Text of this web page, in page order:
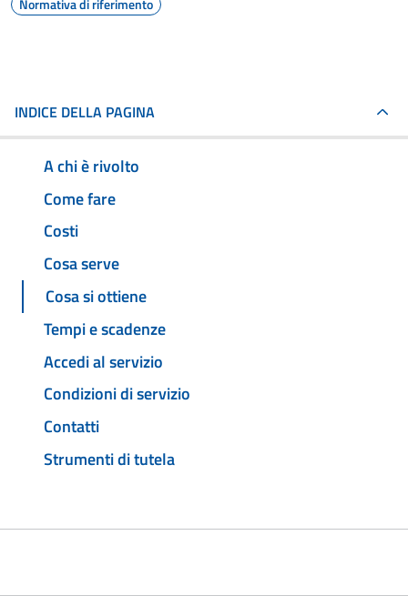
Normativa di riferimento
INDICE DELLA PAGINA
A chi è rivolto
Come fare
Costi
Cosa serve
Cosa si ottiene
Tempi e scadenze
Accedi al servizio
Condizioni di servizio
Contatti
Strumenti di tutela